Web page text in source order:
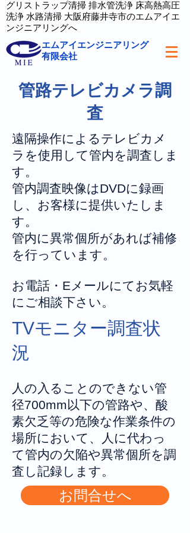
グリストラップ清掃 排水管洗浄 床高熱高圧
洗浄 水路清掃 大阪府藤井寺市のエムアイエ
ンジニアリングへ
エムアイエンジニアリング
有限会社
管路テレビカメラ調
査
遠隔操作によるテレビカメ
ラを使用して管内を調査しま
す。
管内調査映像はDVDに録画
し、お客様に提供いたしま
す。
管内に異常個所があれば補修
を行っています。
お電話・Eメールにてお気軽
にご相談下さい。
TVモニター調査状
況
人の入ることのできない管
径700mm以下の管路や、酸
素欠乏等の危険な作業条件の
場所において、人に代わっ
て管内の欠陥や異常個所を調
査し記録します。
お問合せへ